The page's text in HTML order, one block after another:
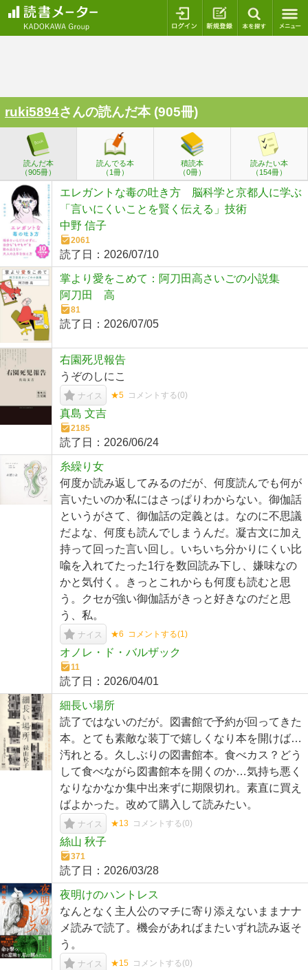
ログイン 新規登録
ruki5894さんの読んだ本 (905冊)
読んだ本
（905冊）
読んでる本
（1冊）
積読本
（0冊）
読みたい本
（154冊）
エレガントな毒の吐き方 脳科学と京都人に学ぶ
「言いにくいことを賢く伝える」技術
中野 信子
2061
読了日： 2026/07/10
掌より愛をこめて：阿刀田高さいごの小説集
阿刀田 高
81
読了日： 2026/07/05
右園死児報告
うぞのしにこ
ナイス ★5 コメントする(0)
真島 文吉
2185
読了日： 2026/06/24
糸繰り女
何度か読み返してみるのだが、何度読んでも何が
言いたいのか私にはさっぱりわからない。御伽話
というがさて、御伽話の定義とは。なのに不思議
だよな、何度も読んでしまうんだ。凝古文に加え
持って回った言い回し。いちいち分かりにくい比
喩を入れてたった1行を数回読み下し、嫌味なの
かと気付く。きっとこれからも何度も読むと思
う。クセが強い御伽話がきっと好きなのだと思
う、私。
ナイス ★6 コメントする(1)
オノレ・ド・バルザック
11
読了日： 2026/04/01
細長い場所
読了ではないのだが。図書館で予約が回ってきた
本。とても素敵な装丁で嬉しくなり本を開けば…
汚れとる。久しぶりの図書館本。食べカス？どう
して食べながら図書館本を開くのか…気持ち悪く
なりなかなか集中出来ずに期限切れ。素直に買え
ばよかった。改めて購入して読みたい。
ナイス ★13 コメントする(0)
絲山 秋子
371
読了日： 2026/03/28
夜明けのハントレス
なんとなく主人公のマチに寄り添えないままナナ
メ読みで読了。機会があればまたいずれ読み返そ
う。
ナイス ★15 コメントする(0)